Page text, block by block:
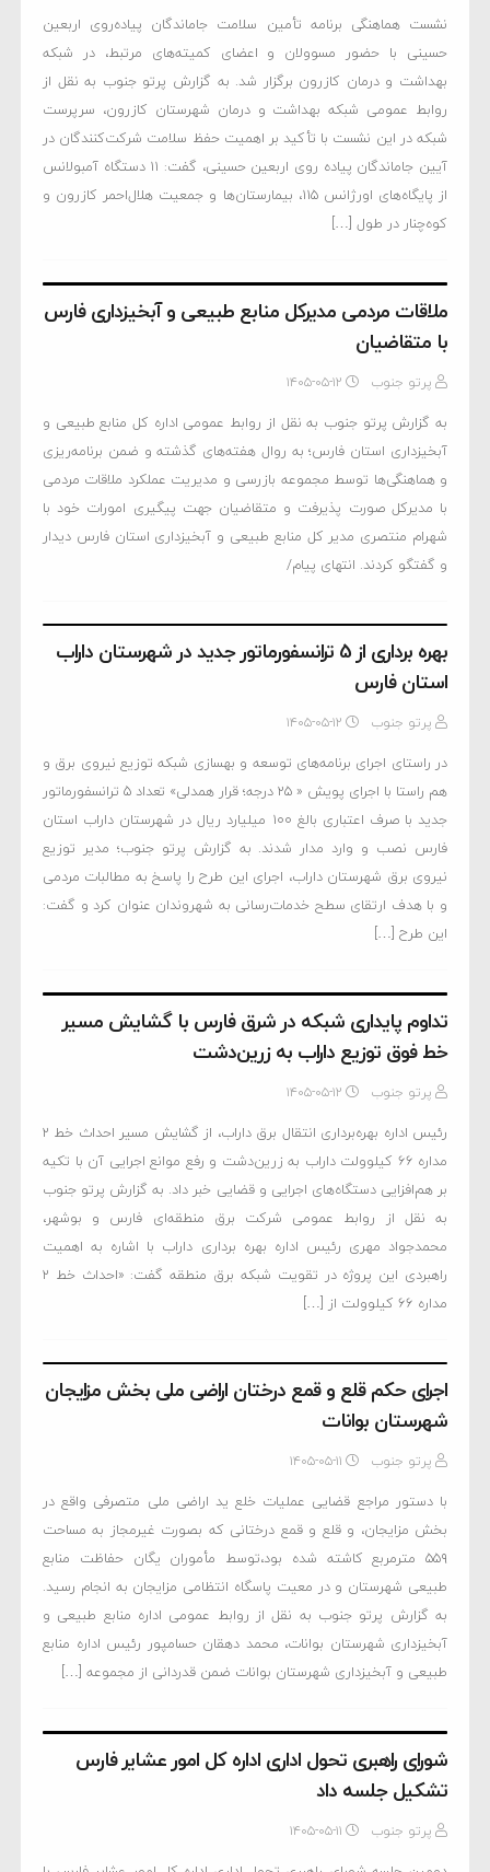
نشست هماهنگی برنامه تأمین سلامت جاماندگان پیاده‌روی اربعین
حسینی با حضور مسوولان و اعضای کمیته‌های مرتبط، در شبکه
بهداشت و درمان کازرون برگزار شد. به گزارش پرتو جنوب به نقل از
روابط عمومی شبکه بهداشت و درمان شهرستان کازرون، سرپرست
شبکه در این نشست با تأکید بر اهمیت حفظ سلامت شرکت‌کنندگان در
آیین جاماندگان پیاده روی اربعین حسینی، گفت: ۱۱ دستگاه آمبولانس
از پایگاه‌های اورژانس ۱۱۵، بیمارستان‌ها و جمعیت هلال‌احمر کازرون و
کوه‌چنار در طول […]
ملاقات مردمی مدیرکل منابع طبیعی و آبخیزداری فارس
با متقاضیان
پرتو جنوب ۱۴۰۵-۰۵-۱۲
به گزارش پرتو جنوب به نقل از روابط عمومی اداره کل منابع طبیعی و
آبخیزداری استان فارس؛ به روال هفته‌های گذشته و ضمن برنامه‌ریزی
و هماهنگی‌ها توسط مجموعه بازرسی و مدیریت عملکرد ملاقات مردمی
با مدیرکل صورت پذیرفت و متقاضیان جهت پیگیری امورات خود با
شهرام منتصری مدیر کل منابع طبیعی و آبخیزداری استان فارس دیدار
و گفتگو کردند. انتهای پیام/
بهره برداری از 5 ترانسفورماتور جدید در شهرستان داراب
استان فارس
پرتو جنوب ۱۴۰۵-۰۵-۱۲
در راستای اجرای برنامه‌های توسعه و بهسازی شبکه توزیع نیروی برق و
هم راستا با اجرای پویش « ۲۵ درجه؛ قرار همدلی» تعداد 5 ترانسفورماتور
جدید با صرف اعتباری بالغ ۱۰۰ میلیارد ریال در شهرستان داراب استان
فارس نصب و وارد مدار شدند. به گزارش پرتو جنوب؛ مدیر توزیع
نیروی برق شهرستان داراب، اجرای این طرح را پاسخ به مطالبات مردمی
و با هدف ارتقای سطح خدمات‌رسانی به شهروندان عنوان کرد و گفت:
این طرح […]
تداوم پایداری شبکه در شرق فارس با گشایش مسیر
خط فوق توزیع داراب به زرین‌دشت
پرتو جنوب ۱۴۰۵-۰۵-۱۲
رئیس اداره بهره‌برداری انتقال برق داراب، از گشایش مسیر احداث خط ۲
مداره ۶۶ کیلوولت داراب به زرین‌دشت و رفع موانع اجرایی آن با تکیه
بر هم‌افزایی دستگاه‌های اجرایی و قضایی خبر داد. به گزارش پرتو جنوب
به نقل از روابط عمومی شرکت برق منطقه‌ای فارس و بوشهر،
محمدجواد مهری رئیس اداره بهره برداری داراب با اشاره به اهمیت
راهبردی این پروژه در تقویت شبکه برق منطقه گفت: «احداث خط ۲
مداره ۶۶ کیلوولت از […]
اجرای حکم قلع و قمع درختان اراضی ملی بخش مزایجان
شهرستان بوانات
پرتو جنوب ۱۴۰۵-۰۵-۱۱
با دستور مراجع قضایی عملیات خلع ید اراضی ملی متصرفی واقع در
بخش مزایجان، و قلع و قمع درختانی که بصورت غیرمجاز به مساحت
۵۵۹ مترمربع کاشته شده بود،توسط مأموران یگان حفاظت منابع
طبیعی شهرستان و در معیت پاسگاه انتظامی مزایجان به انجام رسید.
به گزارش پرتو جنوب به نقل از روابط عمومی اداره منابع طبیعی و
آبخیزداری شهرستان بوانات، محمد دهقان حسامپور رئیس اداره منابع
طبیعی و آبخیزداری شهرستان بوانات ضمن قدردانی از مجموعه […]
شورای راهبری تحول اداری اداره کل امور عشایر فارس
تشکیل جلسه داد
پرتو جنوب ۱۴۰۵-۰۵-۱۱